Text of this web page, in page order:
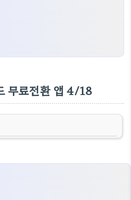
무료전환 앱 4/18